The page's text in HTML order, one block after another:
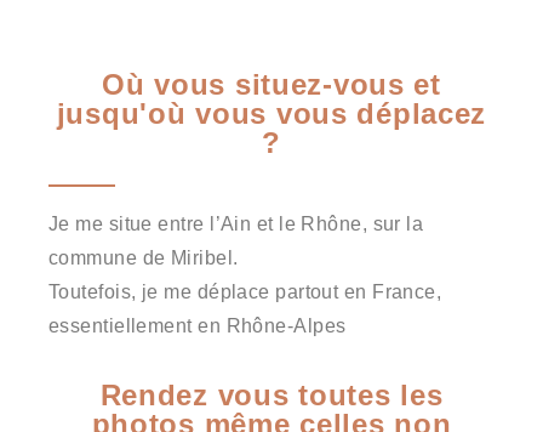
Où vous situez-vous et
jusqu'où vous vous déplacez
?
Je me situe entre l’Ain et le Rhône, sur la
commune de Miribel.
Toutefois, je me déplace partout en France,
essentiellement en Rhône-Alpes
Rendez vous toutes les
photos même celles non